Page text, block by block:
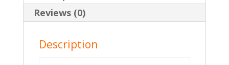
Reviews (0)
Description